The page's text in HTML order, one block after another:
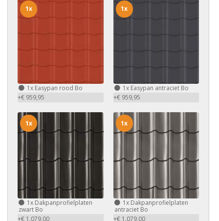
1x Easypan rood Bo
+€ 959,95
1x
1xEasypan antraciet Bo
+€ 959,95
1x
1x Dakpanprofielplaten
zwart Bo
+€ 1.079,00
1x
1xDakpanprofielplaten
antraciet Bo
+€ 1.079,00
1x